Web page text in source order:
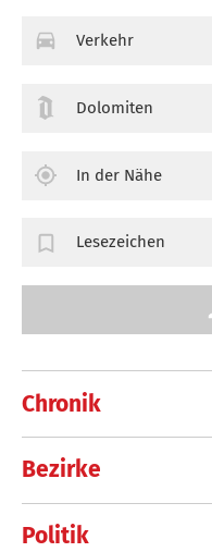
Chronik
Bezirke
Politik
Verkehr
Dolomiten
In der Nähe
Lesezeichen